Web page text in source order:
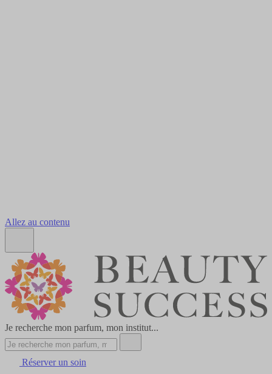
Allez au contenu
Je recherche mon parfum, mon institut...
Réserver un soin